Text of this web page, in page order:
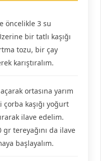
öncelikle 3 su
bir tatlı kaşığı
tozu, bir çay
karıştıralım.
ortasına yarım
çorba kaşığı yoğurt
ilave edelim.
tereyağını da ilave
başlayalım.